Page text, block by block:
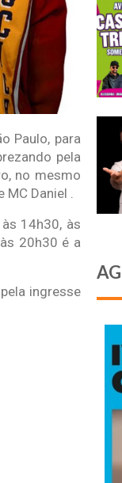
Paulo, para
pela
no mesmo
Daniel .
14h30, às
20h30 é a
ingresse